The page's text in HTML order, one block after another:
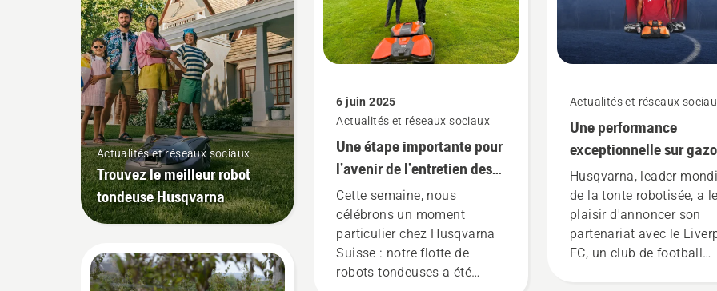
Actualités et réseaux sociaux
Trouvez le meilleur robot
tondeuse Husqvarna
6 juin 2025
Actualités et réseaux sociaux
Une étape importante pour
l’avenir de l’entretien des
parcours de golf : les robots
tondeuses Husqvarna dans
tous les Migros Golf Parcs !
Cette semaine, nous
célébrons un moment
particulier chez Husqvarna
Suisse : notre flotte de
robots tondeuses a été
Actualités et réseaux
Une performance
exceptionnelle sur
est toujours
Husqvarna, leader
de la tonte robotisée, a le
plaisir d'annoncer son
partenariat avec le
FC, un club de football